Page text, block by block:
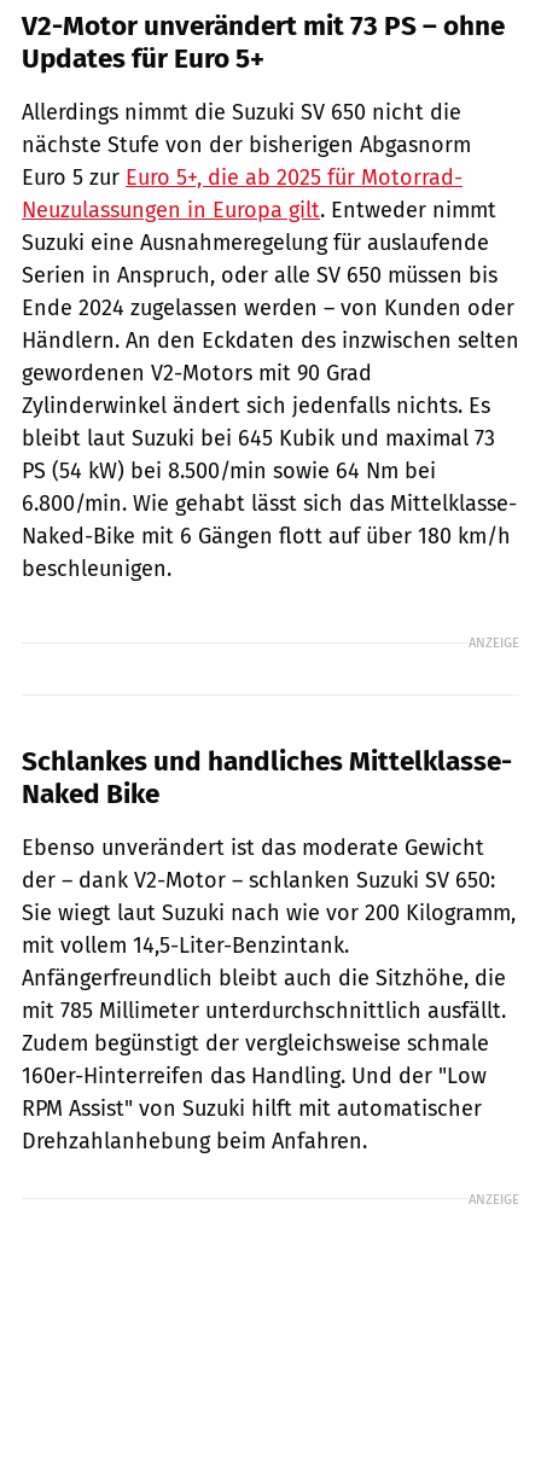
V2-Motor unverändert mit 73 PS – ohne
Updates für Euro 5+
Allerdings nimmt die Suzuki SV 650 nicht die
nächste Stufe von der bisherigen Abgasnorm
Euro 5 zur Euro 5+, die ab 2025 für Motorrad-
Neuzulassungen in Europa gilt. Entweder nimmt
Suzuki eine Ausnahmeregelung für auslaufende
Serien in Anspruch, oder alle SV 650 müssen bis
Ende 2024 zugelassen werden – von Kunden oder
Händlern. An den Eckdaten des inzwischen selten
gewordenen V2-Motors mit 90 Grad
Zylinderwinkel ändert sich jedenfalls nichts. Es
bleibt laut Suzuki bei 645 Kubik und maximal 73
PS (54 kW) bei 8.500/min sowie 64 Nm bei
6.800/min. Wie gehabt lässt sich das Mittelklasse-
Naked-Bike mit 6 Gängen flott auf über 180 km/h
beschleunigen.
ANZEIGE
Schlankes und handliches Mittelklasse-
Naked Bike
Ebenso unverändert ist das moderate Gewicht
der – dank V2-Motor – schlanken Suzuki SV 650:
Sie wiegt laut Suzuki nach wie vor 200 Kilogramm,
mit vollem 14,5-Liter-Benzintank.
Anfängerfreundlich bleibt auch die Sitzhöhe, die
mit 785 Millimeter unterdurchschnittlich ausfällt.
Zudem begünstigt der vergleichsweise schmale
160er-Hinterreifen das Handling. Und der "Low
RPM Assist" von Suzuki hilft mit automatischer
Drehzahlanhebung beim Anfahren.
ANZEIGE